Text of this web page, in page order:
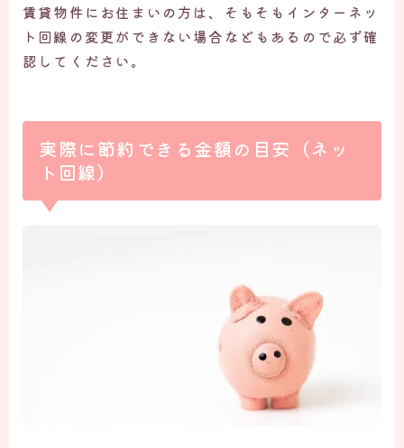
賃貸物件にお住まいの方は、そもそもインターネッ
ト回線の変更ができない場合などもあるので必ず確
認してください。
実際に節約できる金額の目安（ネッ
ト回線）